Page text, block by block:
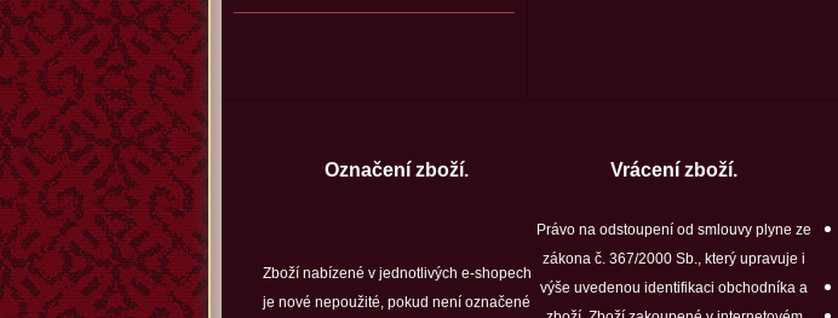
Označení zboží. Vrácení zboží.
Zboží nabízené v jednotlivých e-shopech
je nové nepoužité, pokud není označené
Právo na odstoupení od smlouvy plyne ze
zákona č. 367/2000 Sb., který upravuje i
výše uvedenou identifikaci obchodníka a